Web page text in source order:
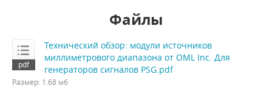
Файлы
Технический обзор: модули источников
миллиметрового диапазона от OML Inc. Для
генераторов сигналов PSG.pdf
Размер: 1.68 мб